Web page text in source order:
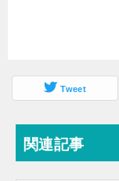
Tweet
関連記事